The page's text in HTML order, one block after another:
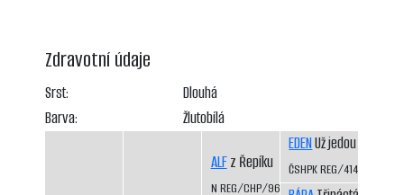
Zdravotní údaje
Srst:
Dlouhá
Barva:
Žlutobílá
ALFz Řepíku
N REG/CHP/962/96/98
EDENUž jedou CS
ČSHPK REG/414/89